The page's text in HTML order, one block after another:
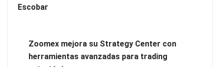
Escobar
Zoomex mejora su Strategy Center con
herramientas avanzadas para trading